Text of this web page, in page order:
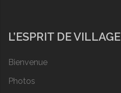
L’ESPRIT DE VILLAGE
Bienvenue
Photos